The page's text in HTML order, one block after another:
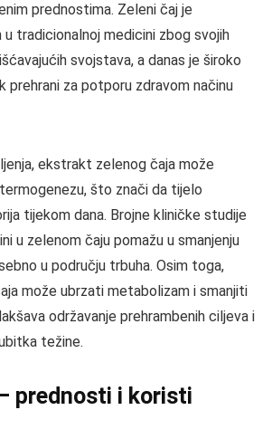
prednostima. Zeleni čaj je
tradicionalnoj medicini zbog svojih
svojstava, a danas je široko
prehrani za potporu zdravom načinu
ekstrakt zelenog čaja može
što znači da tijelo
tijekom dana. Brojne kliničke studije
u zelenom čaju pomažu u smanjenju
u području trbuha. Osim toga,
može ubrzati metabolizam i smanjiti
održavanje prehrambenih ciljeva i
težine.
prednosti i koristi